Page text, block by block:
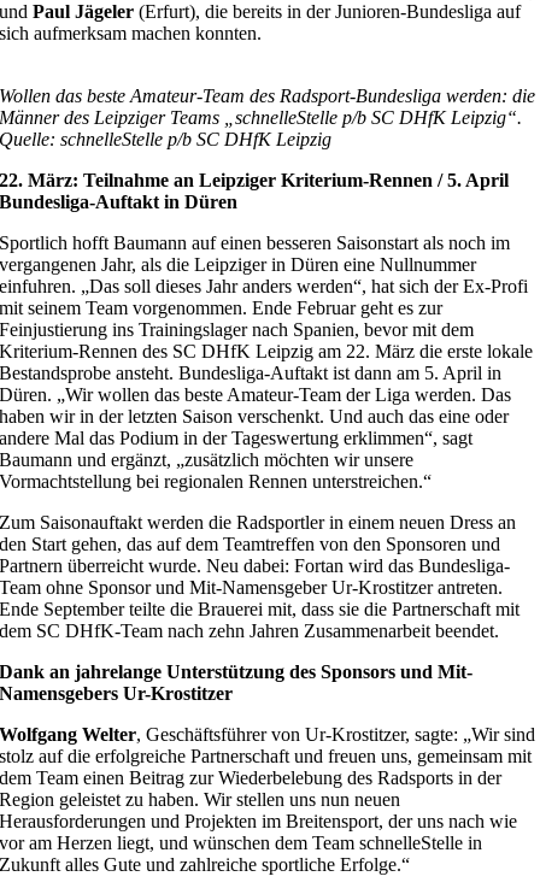
undPaul Jägeler (Erfurt), die bereits in der Junioren-Bundesliga auf
sich aufmerksam machen konnten.
Wollen das beste Amateur-Team des Radsport-Bundesliga werden: die
Männer des Leipziger Teams „schnelleStelle p/b SC DHfK Leipzig“.
Quelle: schnelleStelle p/b SC DHfK Leipzig
22. März: Teilnahme an Leipziger Kriterium-Rennen / 5. April
Bundesliga-Auftakt in Düren
Sportlich hofft Baumann auf einen besseren Saisonstart als noch im
vergangenen Jahr, als die Leipziger in Düren eine Nullnummer
einfuhren. „Das soll dieses Jahr anders werden“, hat sich der Ex-Profi
mit seinem Team vorgenommen. Ende Februar geht es zur
Feinjustierung ins Trainingslager nach Spanien, bevor mit dem
Kriterium-Rennen des SC DHfK Leipzig am 22. März die erste lokale
Bestandsprobe ansteht. Bundesliga-Auftakt ist dann am 5. April in
Düren. „Wir wollen das beste Amateur-Team der Liga werden. Das
haben wir in der letzten Saison verschenkt. Und auch das eine oder
andere Mal das Podium in der Tageswertung erklimmen“, sagt
Baumann und ergänzt, „zusätzlich möchten wir unsere
Vormachtstellung bei regionalen Rennen unterstreichen.“
Zum Saisonauftakt werden die Radsportler in einem neuen Dress an
den Start gehen, das auf dem Teamtreffen von den Sponsoren und
Partnern überreicht wurde. Neu dabei: Fortan wird das Bundesliga-
Team ohne Sponsor und Mit-Namensgeber Ur-Krostitzer antreten.
Ende September teilte die Brauerei mit, dass sie die Partnerschaft mit
dem SC DHfK-Team nach zehn Jahren Zusammenarbeit beendet.
Dank an jahrelange Unterstützung des Sponsors und Mit-
Namensgebers Ur-Krostitzer
Wolfgang Welter, Geschäftsführer von Ur-Krostitzer, sagte: „Wir sind
stolz auf die erfolgreiche Partnerschaft und freuen uns, gemeinsam mit
dem Team einen Beitrag zur Wiederbelebung des Radsports in der
Region geleistet zu haben. Wir stellen uns nun neuen
Herausforderungen und Projekten im Breitensport, der uns nach wie
vor am Herzen liegt, und wünschen dem Team schnelleStelle in
Zukunft alles Gute und zahlreiche sportliche Erfolge.“